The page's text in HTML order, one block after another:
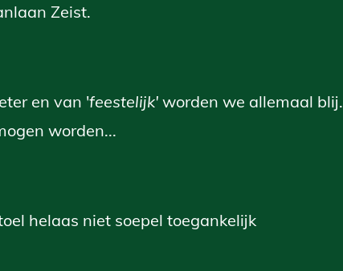
Zeist.
en van 'feestelijk' worden we allemaal blij.
worden...
helaas niet soepel toegankelijk